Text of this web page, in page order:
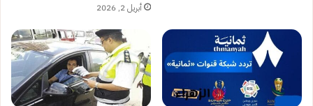
أبريل 2, 2026